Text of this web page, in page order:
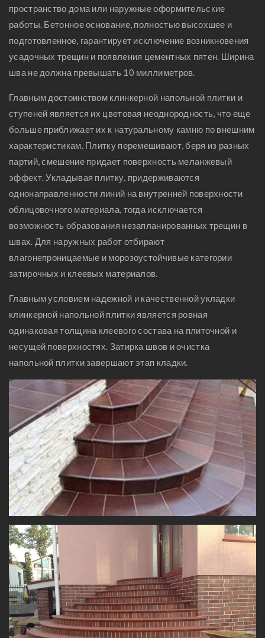
пространство дома или наружные оформительские
работы. Бетонное основание, полностью высохшее и
подготовленное, гарантирует исключение возникновения
усадочных трещин и появления цементных пятен. Ширина
шва не должна превышать 10 миллиметров.
Главным достоинством клинкерной напольной плитки и
ступеней является их цветовая неоднородность, что еще
больше приближает их к натуральному камню по внешним
характеристикам. Плитку перемешивают, беря из разных
партий, смешение придает поверхность меланжевый
эффект. Укладывая плитку, придерживаются
однонаправленности линий на внутренней поверхности
облицовочного материала, тогда исключается
возможность образования незапланированных трещин в
швах. Для наружных работ отбирают
влагонепроницаемые и морозоустойчивые категории
затирочных и клеевых материалов.
Главным условием надежной и качественной укладки
клинкерной напольной плитки является ровная
одинаковая толщина клеевого состава на плиточной и
несущей поверхностях. Затирка швов и очистка
напольной плитки завершают этап кладки.